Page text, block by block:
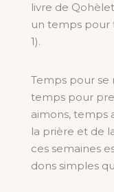
livre de
un temps pour
1).
Temps pour se
temps pour
aimons, temps
la prière et de
ces semaines
dons simples